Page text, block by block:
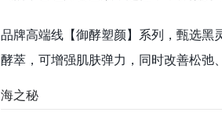
品牌高端线【御酵塑颜】系列，甄选黑
酵萃，可增强肌肤弹力，同时改善松弛
海之秘